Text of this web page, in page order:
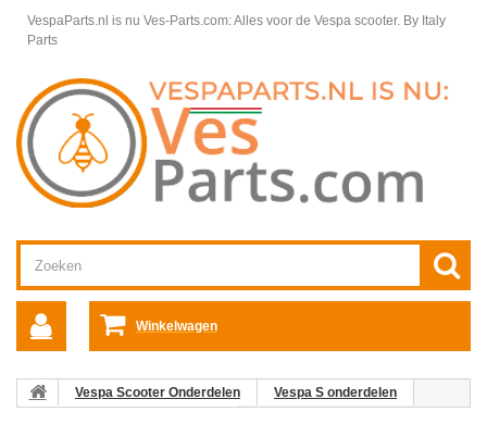
VespaParts.nl is nu Ves-Parts.com: Alles voor de Vespa scooter. By Italy
Parts
Winkelwagen
Vespa Scooter Onderdelen
Vespa S onderdelen